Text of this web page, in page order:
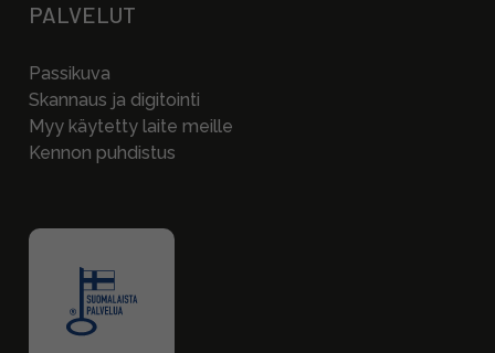
PALVELUT
Passikuva
Skannaus ja digitointi
Myy käytetty laite meille
Kennon puhdistus